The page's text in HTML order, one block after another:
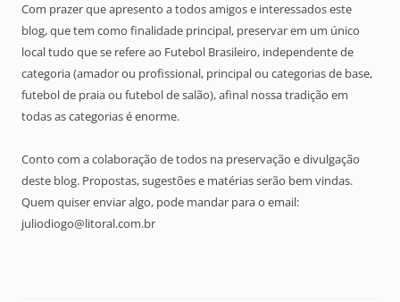
Com prazer que apresento a todos amigos e interessados este
blog, que tem como finalidade principal, preservar em um único
local tudo que se refere ao Futebol Brasileiro, independente de
categoria (amador ou profissional, principal ou categorias de base,
futebol de praia ou futebol de salão), afinal nossa tradição em
todas as categorias é enorme.
Conto com a colaboração de todos na preservação e divulgação
deste blog. Propostas, sugestões e matérias serão bem vindas.
Quem quiser enviar algo, pode mandar para o email:
juliodiogo@litoral.com.br